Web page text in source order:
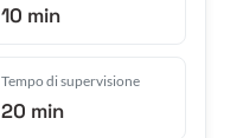
10 min
Tempo di supervisione
20 min